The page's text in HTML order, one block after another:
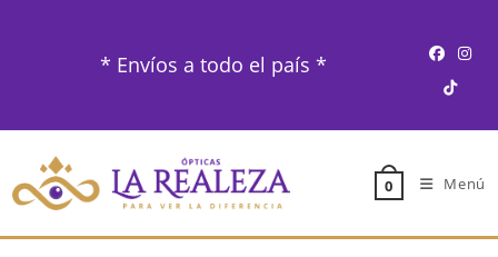
* Envíos a todo el país *
0 Menú